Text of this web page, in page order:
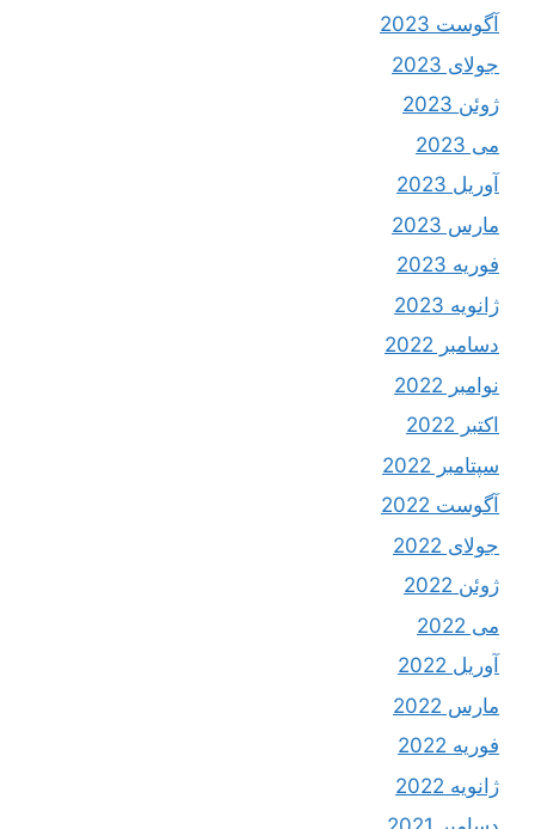
آگوست 2023
جولای 2023
ژوئن 2023
می 2023
آوریل 2023
مارس 2023
فوریه 2023
ژانویه 2023
دسامبر 2022
نوامبر 2022
اکتبر 2022
سپتامبر 2022
آگوست 2022
جولای 2022
ژوئن 2022
می 2022
آوریل 2022
مارس 2022
فوریه 2022
ژانویه 2022